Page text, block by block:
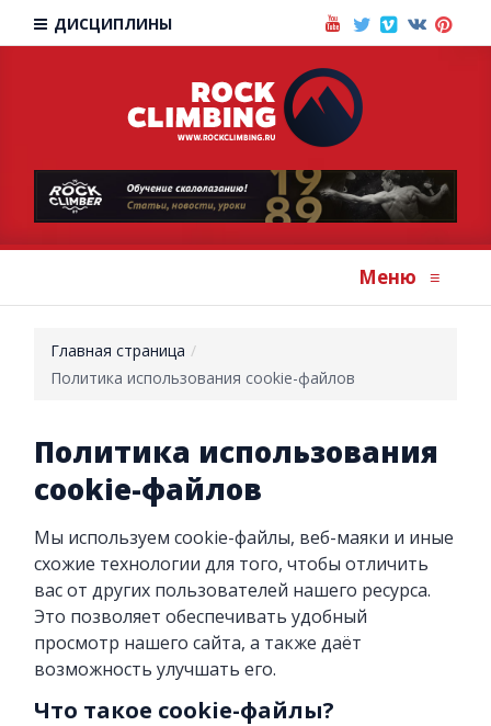
ДИСЦИПЛИНЫ
Меню ≡
Главная страница
Политика использования cookie-файлов
Политика использования
cookie-файлов
Мы используем cookie-файлы, веб-маяки и иные
схожие технологии для того, чтобы отличить
вас от других пользователей нашего ресурса.
Это позволяет обеспечивать удобный
просмотр нашего сайта, а также даёт
возможность улучшать его.
Что такое cookie-файлы?